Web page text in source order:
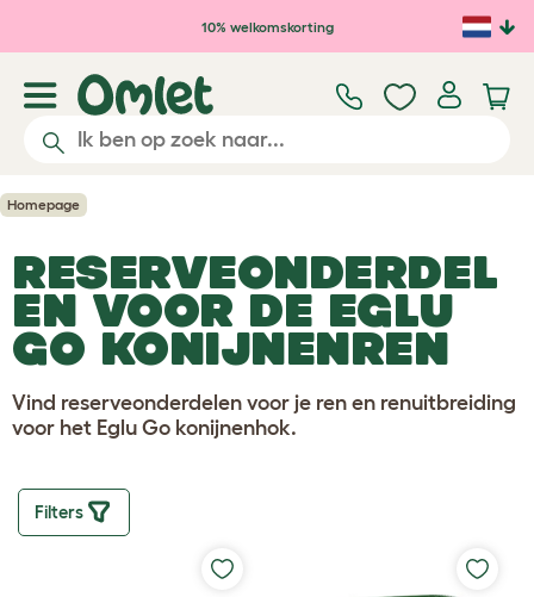
Ga naar de hoofdinhoud
10% welkomskorting
Homepage
RESERVEONDERDEL
EN VOOR DE EGLU
GO KONIJNENREN
Vind reserveonderdelen voor je ren en renuitbreiding
voor het Eglu Go konijnenhok.
Filters